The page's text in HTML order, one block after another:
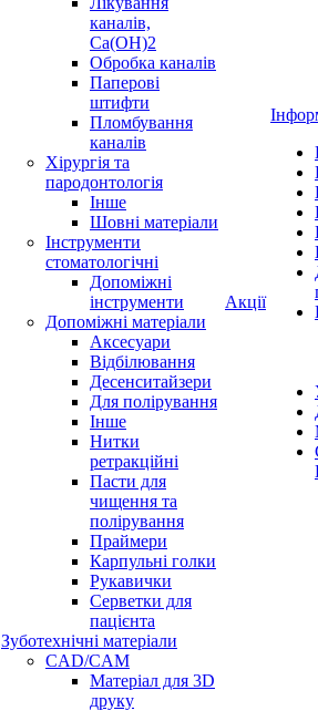
каналів,
Ca(OH)2
Обробка каналів
Паперові
штифти
Пломбування
каналів
Хірургія та
пародонтологія
Інше
Шовні матеріали
Інструменти
стоматологічні
Допоміжні
інструменти
Допоміжні матеріали
Аксесуари
Відбілювання
Десенситайзери
Для полірування
Інше
Нитки
ретракційні
Пасти для
чищення та
полірування
Праймери
Карпульні голки
Рукавички
Серветки для
пацієнта
Зуботехнічні матеріали
CAD/CAM
Матеріал для 3D
друку
Акції